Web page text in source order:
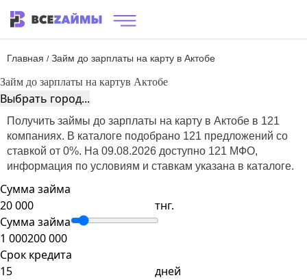
Главная / Займ до зарплаты на карту в Актобе
Займ до зарплаты на картув Актобе
Выбрать город...
Получить займы до зарплаты на карту в Актобе в 121
компаниях. В каталоге подобрано 121 предложений со
ставкой от 0%. На 09.08.2026 доступно 121 МФО,
информация по условиям и ставкам указана в каталоге.
Сумма займа
тнг.
Сумма займа
1 000200 000
Срок кредита
дней